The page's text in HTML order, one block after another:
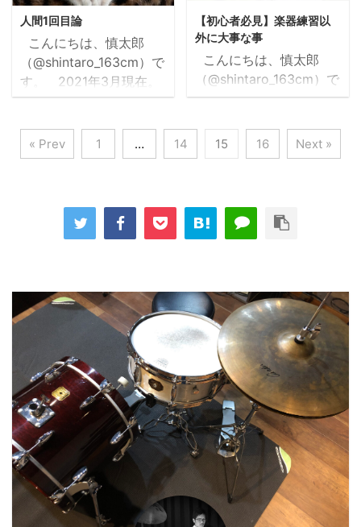
にどんな方法があるのか
紹介します。 ネットの
記事を活用する スマホ
で「ドラム 練習法」で
調べるだけでもたくさん
って内容は様々になりま
すが、これだ！とピンと
ころ・悪いところが見え
てきたので、いくつか紹
介しようと思います。
これから楽器を始めよう
つの材料になれば幸いで
す。 ドラムを始めて良
人間1回目論
こんにちは、慎太郎
（@shintaro_163cm）で
す。 2021年3月現在。
コロナウィルスが猛威を
なくなりました。 どこ
に行くのもマスク。ドラ
ク。あの子とのデートも
マスク。なかなか息苦し
人はとても他人思いだと
言われています。それ
は、マスクの着用率が高
いから。 マスクをする
のは自分のためではな
く、横にいる名前も知ら
ない人のため。 ...
【初心者必見】楽器練習以
外に大事な事
こんにちは、慎太郎
（@shintaro_163cm）で
す。 皆さん、楽器の練
われなくてもやってる
よ！って方が多いかもし
習以外に大事な事をお教
えします。 たくさん音
練習してる曲をさ！
・・・いえいえ、そうい
うわけではありません。
色んなジャンルの曲を
聴いてください。 あな
たが思っているよりも得
るものは ...
« Prev 1 … 14 15 16 Next »